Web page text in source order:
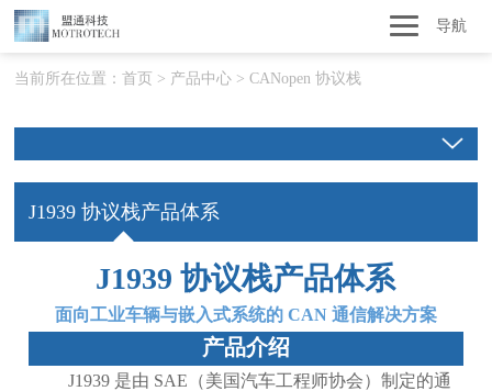
导航
当前所在位置：首页 > 产品中心 >CANopen 协议栈
J1939 协议栈产品体系
J1939 协议栈产品体系
面向工业车辆与嵌入式系统的 CAN 通信解决方案
产品介绍
J1939 是由 SAE（美国汽车工程师协会）制定的通